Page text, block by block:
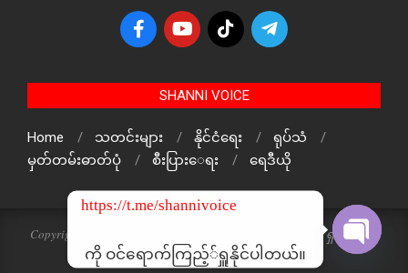
SHANNI VOICE
Home သတင်းများ နိုင်ငံရေး
ရုပ်သံ
မှတ်တမ်းဓာတ်ပုံ
စီးပြားေရး ရေဒီယို
Copyright © 2024 The Voice Of ShanNi All rights reserved. ရှမ်းနီအသံ
သတင်းဌာန၏ မူပိုင်ဖြစ်ပါသည်
https://t.me/shannivoice
ကို ဝင်ရောက်ကြည့််ရှူနိုင်ပါတယ်။